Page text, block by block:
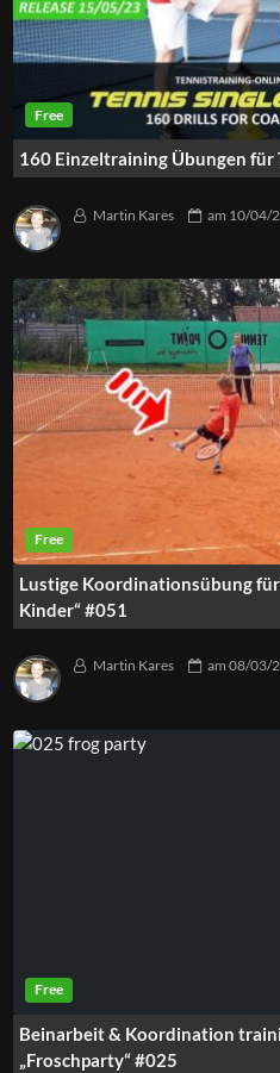
160 Einzeltraining Übungen für
Martin Kares am 10/04/
Lustige Koordinationsübung
Kinder“ #051
Martin Kares am08/03/
Beinarbeit & Koordination
„Froschparty“ #025